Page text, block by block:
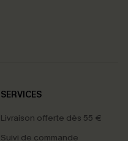
SERVICES
Livraison offerte dès 55 €
Suivi de commande